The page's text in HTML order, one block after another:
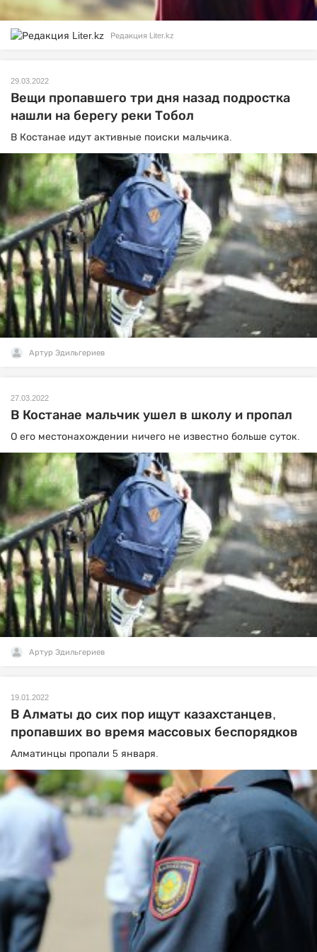
Редакция Liter.kz
29.03.2022
Вещи пропавшего три дня назад подростка
нашли на берегу реки Тобол
В Костанае идут активные поиски мальчика.
Артур Эдильгериев
27.03.2022
В Костанае мальчик ушел в школу и пропал
О его местонахождении ничего не известно больше суток.
Артур Эдильгериев
19.01.2022
В Алматы до сих пор ищут казахстанцев,
пропавших во время массовых беспорядков
Алматинцы пропали 5 января.